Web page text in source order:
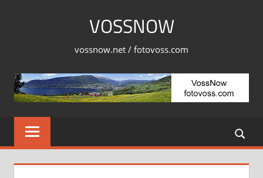
VOSSNOW
vossnow.net / fotovoss.com